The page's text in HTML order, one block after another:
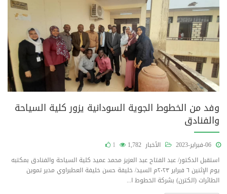
وفد من الخطوط الجوية السودانية يزور كلية السياحة
والفنادق
الأخبار 1,782
1
استقبل الدكتور/ عبد الفتاح عبد العزيز محمد عميد كلية السياحة والفنادق بمكتبه
يوم الإثنين ٦ فبراير ٢٠٢٣م السيد/ خليفة حسن خليفة العطبراوي مدير تموين
الطائرات (الكترن) بشركة الخطوط ا...